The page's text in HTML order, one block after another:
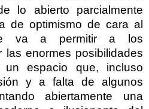
lo abierto parcialmente
de optimismo de cara al
va a permitir a los
las enormes posibilidades
espacio que, incluso
y a falta de algunos
abiertamente una